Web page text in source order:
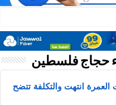
الدولي للدراجات الهوائية في
حجاج فلسطين
العمرة انتهت والتكلفة تتضح